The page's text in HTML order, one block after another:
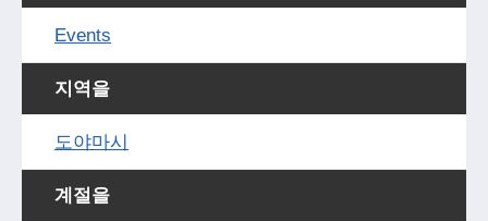
Events
지역을
도야마시
계절을